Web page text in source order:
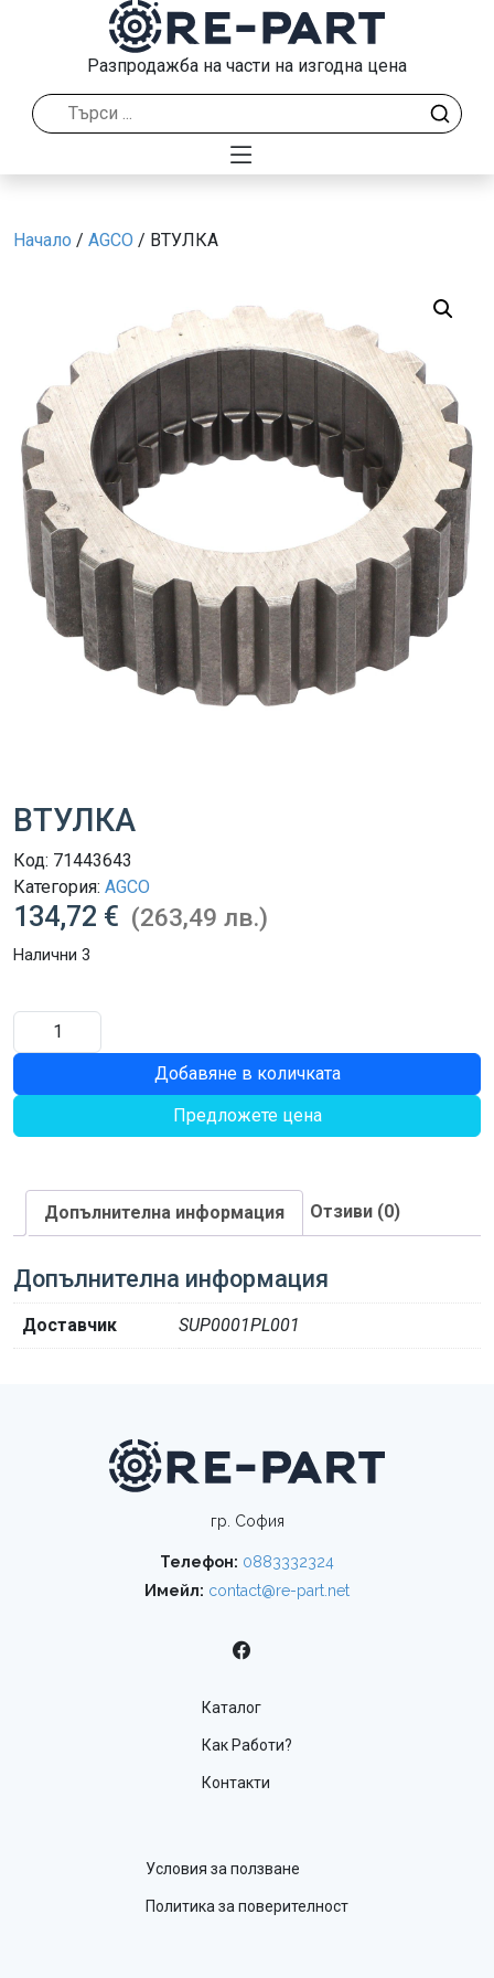
Разпродажба на части на изгодна цена
Начало / AGCO / ВТУЛКА
ВТУЛКА
Код: 71443643
Категория: AGCO
134,72 € (263,49 лв.)
Налични 3
количество
за
Добавяне в количката
Предложете цена
Допълнителна информация Отзиви (0)
Допълнителна информация
Доставчик SUP0001PL001
гр. София
Телефон: 0883332324
Имейл: contact@re-part.net
Каталог
Как Работи?
Контакти
Условия за ползване
Политика за поверителност